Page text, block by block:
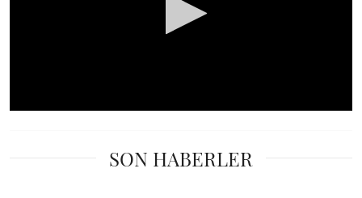
SON HABERLER